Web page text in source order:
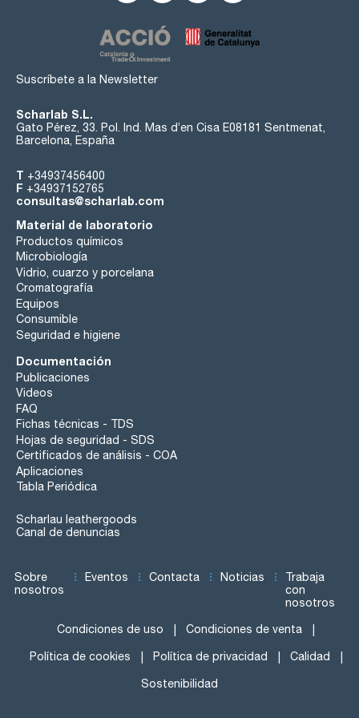
Suscríbete a la Newsletter
Scharlab S.L.
Gato Pérez, 33. Pol. Ind. Mas d’en Cisa E08181 Sentmenat,
Barcelona, España
T +34937456400
F +34937152765
consultas@scharlab.com
Material de laboratorio
Productos químicos
Microbiología
Vidrio, cuarzo y porcelana
Cromatografía
Equipos
Consumible
Seguridad e higiene
Documentación
Publicaciones
Videos
FAQ
Fichas técnicas - TDS
Hojas de seguridad - SDS
Certificados de análisis - COA
Aplicaciones
Tabla Periódica
Scharlau leathergoods
Canal de denuncias
Sobre
nosotros
Eventos Contacta Noticias
Trabaja
con
nosotros
Condiciones de uso Condiciones de venta
Política de cookies Política de privacidad Calidad
Sostenibilidad